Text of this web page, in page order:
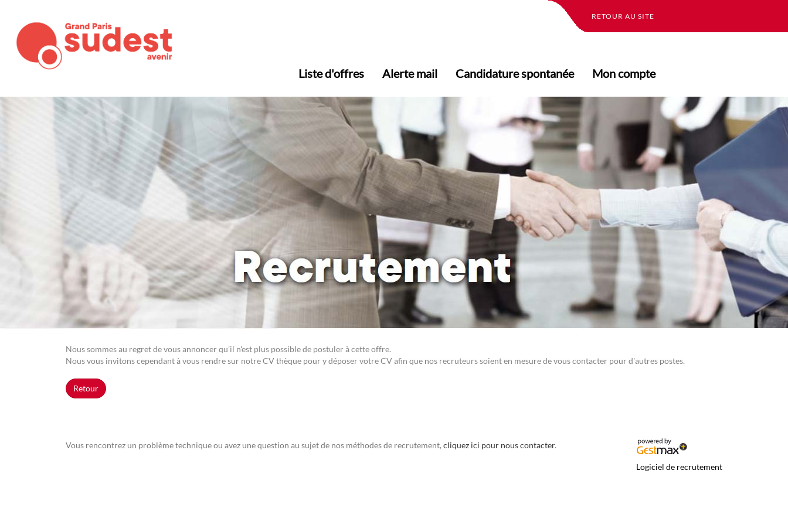
Liste d'offres Alerte mail Candidature spontanée Mon compte
RETOUR AU SITE
Nous sommes au regret de vous annoncer qu'il n'est plus possible de postuler à cette offre.
Nous vous invitons cependant à vous rendre sur notre CV thèque pour y déposer votre CV afin que nos recruteurs soient en mesure de vous contacter pour d'autres postes.
Retour
Vous rencontrez un problème technique ou avez une question au sujet de nos méthodes de recrutement, cliquez ici pour nous contacter.
Logiciel de recrutement